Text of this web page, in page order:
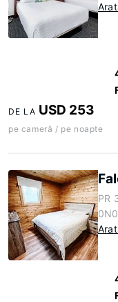
DE LA USD 253
pe cameră / pe noapte
PR